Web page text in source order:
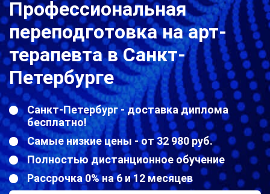
Профессиональная
переподготовка на арт-
терапевта в Санкт-
Петербурге
Санкт-Петербург - доставка диплома
бесплатно!
Самые низкие цены - от 32 980 руб.
Полностью дистанционное обучение
Рассрочка 0% на 6 и 12 месяцев